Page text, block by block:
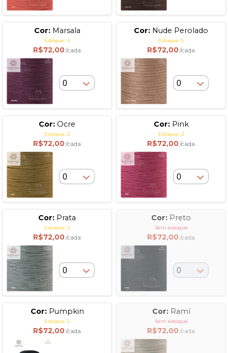
Cor:Marsala
Estoque: 3
R$72,00 /cada
Cor: Nude Perolado
Estoque: 5
R$72,00 /cada
Cor: Ocre
Estoque: 2
R$72,00 /cada
Cor:Pink
Estoque: 2
R$72,00 /cada
Cor: Prata
Estoque: 2
R$72,00 /cada
Cor: Preto
Sem estoque
R$72,00 /cada
Cor:Pumpkin
Estoque: 5
R$72,00 /cada
Cor:Ramí
Sem estoque
R$72,00 /cada